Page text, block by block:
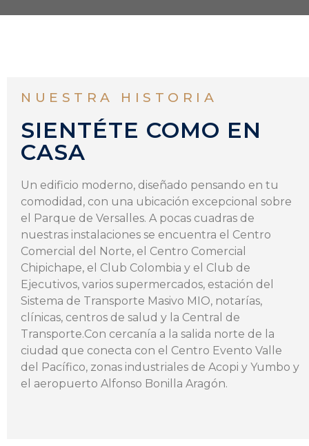
NUESTRA HISTORIA
SIENTÉTE COMO EN
CASA
Un edificio moderno, diseñado pensando en tu
comodidad, con una ubicación excepcional sobre
el Parque de Versalles. A pocas cuadras de
nuestras instalaciones se encuentra el Centro
Comercial del Norte, el Centro Comercial
Chipichape, el Club Colombia y el Club de
Ejecutivos, varios supermercados, estación del
Sistema de Transporte Masivo MIO, notarías,
clínicas, centros de salud y la Central de
Transporte.Con cercanía a la salida norte de la
ciudad que conecta con el Centro Evento Valle
del Pacífico, zonas industriales de Acopi y Yumbo y
el aeropuerto Alfonso Bonilla Aragón.